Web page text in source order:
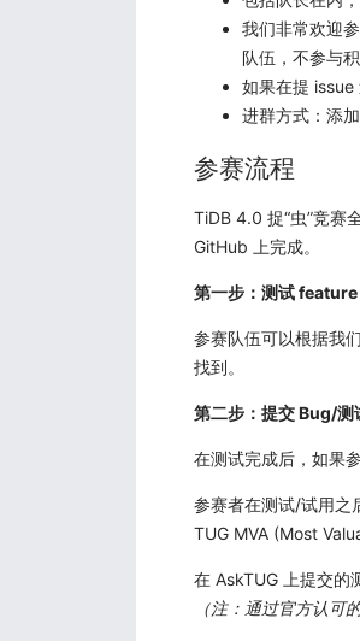
我们非常欢迎
队伍，不参与
如果在提 issue
进群方式：添
参赛流程
TiDB 4.0 捉“虫”竞赛
GitHub 上完成。
第一步：测试 feature
参赛队伍可以根据我
找到。
第二步：提交 Bug/测
在测试完成后，如果
参赛者在测试/试用之
TUG MVA (Most
在 AskTUG 上提交的
（注：通过官方认可